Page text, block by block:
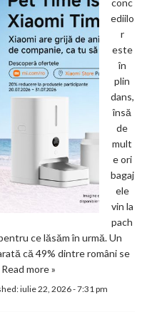
conc
ediilo
r
este
în
plin
dans,
însă
de
mult
e ori
bagaj
ele
vin la
pach
ce lăsăm în urmă. Un
că 49% dintre români se
Read more »
iulie 22, 2026 - 7:31 pm